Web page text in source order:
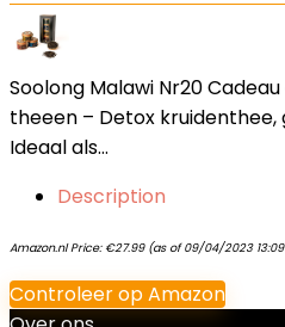
Soolong Malawi Nr20
theeen – Detox
Ideaal als…
Description
Amazon.nl Price: €27.99(as of 09/04/2023 13:09
Controleer op Amazon